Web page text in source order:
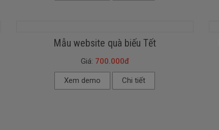
Mẫu website quà biếu Tết
Giá: 700.000đ
Xem demo Chi tiết